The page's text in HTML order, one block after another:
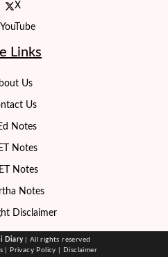
X
YouTube
Links
Us
Us
Notes
Notes
Notes
Notes
Disclaimer
Diary
| All rights reserved
Privacy Policy Disclaimer